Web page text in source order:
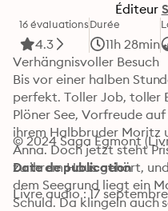
Éditeur
16 évaluations
4.3
Durée
11h 28min
Verhängnisvoller Besuch
Bis vor einer halben
perfekt. Toller Job, toller
Plöner See, Vorfreude
ihrem Halbbruder Moritz
Anna. Doch jetzt steht
zu ihrem Haus gehört,
dem Seegrund liegt ein
Schuld. Da klingeln auch
© 2024 Saga Egmont
Date de publication
Livre audio : 17